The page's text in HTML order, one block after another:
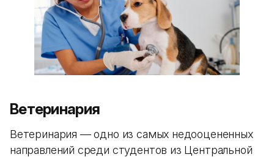
Ветеринария
Ветеринария — одно из самых недооцененных
направлений среди студентов из Центральной